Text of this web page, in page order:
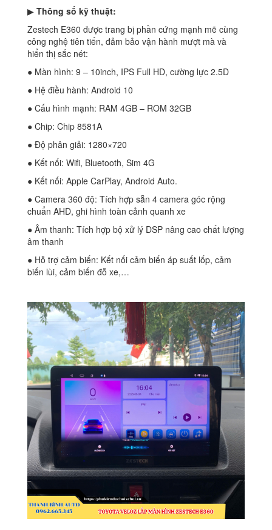
▶ Thông số kỹ thuật:
Zestech E360 được trang bị phần cứng mạnh mẽ cùng
công nghệ tiên tiến, đảm bảo vận hành mượt mà và
hiển thị sắc nét:
● Màn hình: 9 – 10inch, IPS Full HD, cường lực 2.5D
● Hệ điều hành: Android 10
● Cấu hình mạnh: RAM 4GB – ROM 32GB
● Chip: Chip 8581A
● Độ phân giải: 1280×720
● Kết nối: Wifi, Bluetooth, Sim 4G
● Kết nối: Apple CarPlay, Android Auto.
● Camera 360 độ: Tích hợp sẵn 4 camera góc rộng
chuẩn AHD, ghi hình toàn cảnh quanh xe
● Âm thanh: Tích hợp bộ xử lý DSP nâng cao chất lượng
âm thanh
● Hỗ trợ cảm biến: Kết nối cảm biến áp suất lốp, cảm
biến lùi, cảm biến đỗ xe,…